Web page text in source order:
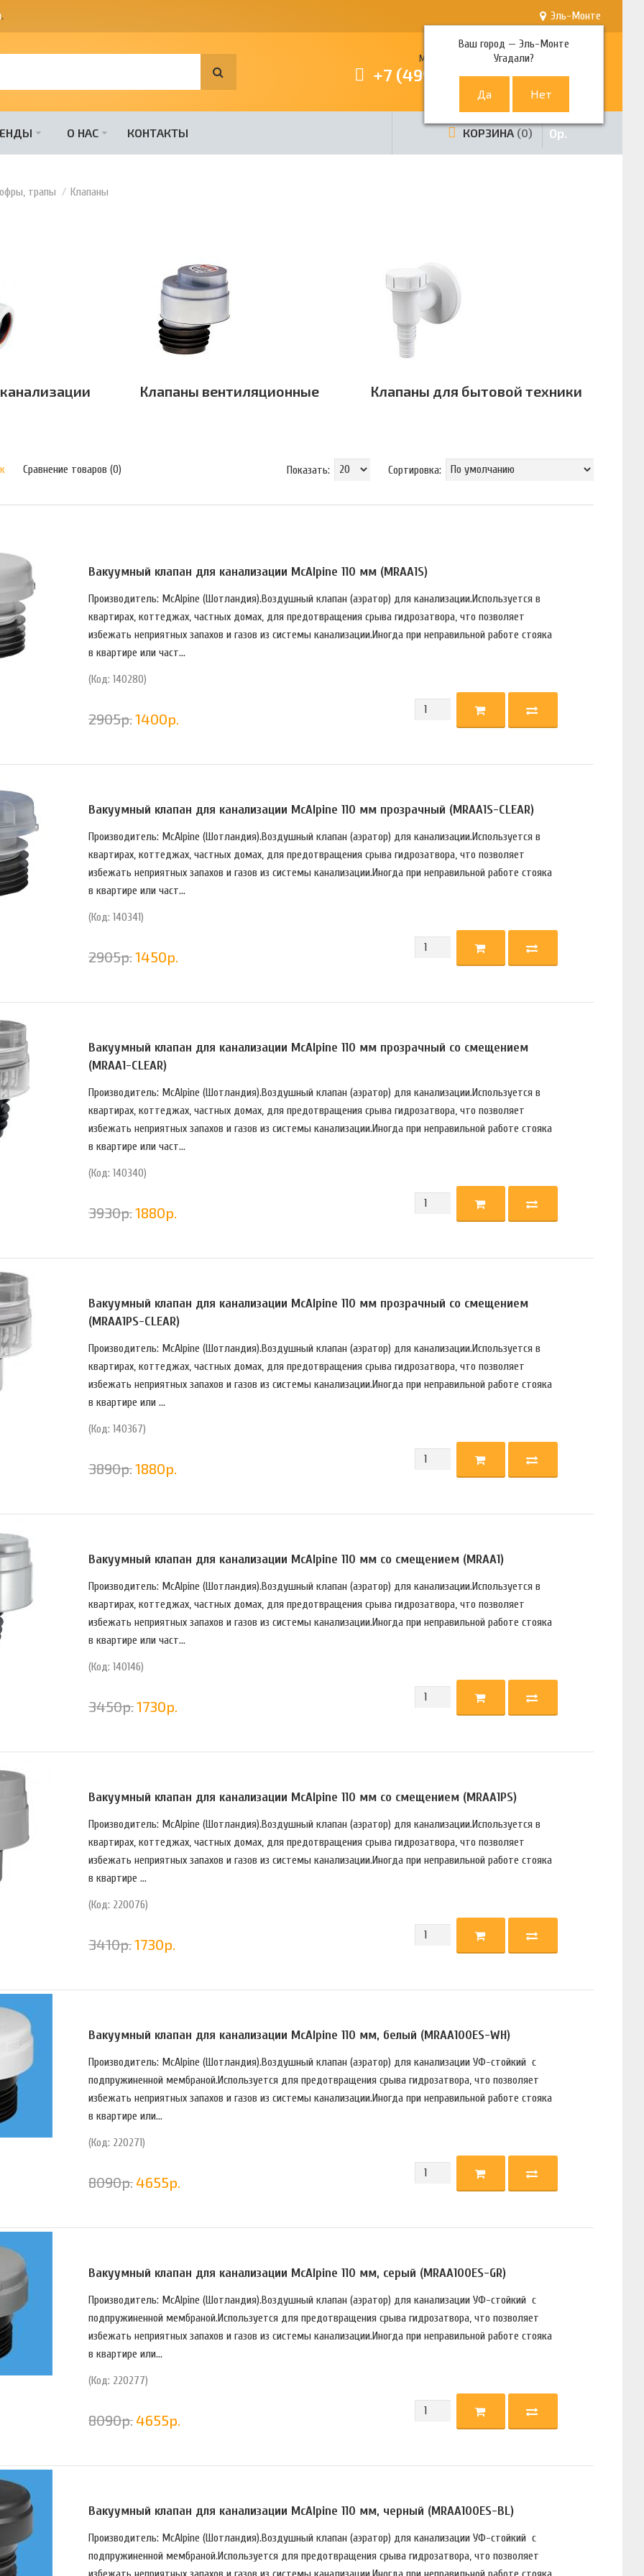
. Эль-Монте
Ваш город —Эль-Монте
Угадали?
Многоканальный телефон
+7 (499) 380-80-80
О НАС КОНТАКТЫ КОРЗИНА 0 0р.
трапы Клапаны
Клапаны вентиляционные Клапаны для бытовой техники
Сравнение товаров (0) Показать: Сортировка:
Вакуумный клапан для канализации McAlpine 110 мм (MRAA1S)
Производитель: McAlpine (Шотландия).Воздушный клапан (аэратор) для канализации.Используется в
квартирах, коттеджах, частных домах, для предотвращения срыва гидрозатвора, что позволяет
избежать неприятных запахов и газов из системы канализации.Иногда при неправильной работе стояка
в квартире или част...
(Код: 140280)
2905р.1400р.
Вакуумный клапан для канализации McAlpine 110 мм прозрачный (MRAA1S-CLEAR)
Производитель: McAlpine (Шотландия).Воздушный клапан (аэратор) для канализации.Используется в
квартирах, коттеджах, частных домах, для предотвращения срыва гидрозатвора, что позволяет
избежать неприятных запахов и газов из системы канализации.Иногда при неправильной работе стояка
в квартире или част...
(Код: 140341)
2905р.1450р.
Вакуумный клапан для канализации McAlpine 110 мм прозрачный со смещением
(MRAA1-CLEAR)
Производитель: McAlpine (Шотландия).Воздушный клапан (аэратор) для канализации.Используется в
квартирах, коттеджах, частных домах, для предотвращения срыва гидрозатвора, что позволяет
избежать неприятных запахов и газов из системы канализации.Иногда при неправильной работе стояка
в квартире или част...
(Код: 140340)
3930р.1880р.
Вакуумный клапан для канализации McAlpine 110 мм прозрачный со смещением
(MRAA1PS-CLEAR)
Производитель: McAlpine (Шотландия).Воздушный клапан (аэратор) для канализации.Используется в
квартирах, коттеджах, частных домах, для предотвращения срыва гидрозатвора, что позволяет
избежать неприятных запахов и газов из системы канализации.Иногда при неправильной работе стояка
в квартире или ...
(Код: 140367)
3890р.1880р.
Вакуумный клапан для канализации McAlpine 110 мм со смещением (MRAA1)
Производитель: McAlpine (Шотландия).Воздушный клапан (аэратор) для канализации.Используется в
квартирах, коттеджах, частных домах, для предотвращения срыва гидрозатвора, что позволяет
избежать неприятных запахов и газов из системы канализации.Иногда при неправильной работе стояка
в квартире или част...
(Код: 140146)
3450р.1730р.
Вакуумный клапан для канализации McAlpine 110 мм со смещением (MRAA1PS)
Производитель: McAlpine (Шотландия).Воздушный клапан (аэратор) для канализации.Используется в
квартирах, коттеджах, частных домах, для предотвращения срыва гидрозатвора, что позволяет
избежать неприятных запахов и газов из системы канализации.Иногда при неправильной работе стояка
в квартире ...
(Код: 220076)
3410р.1730р.
Вакуумный клапан для канализации McAlpine 110 мм, белый (MRAA100ES-WH)
Производитель: McAlpine (Шотландия).Воздушный клапан (аэратор) для канализации УФ-стойкий с
подпружиненной мембраной.Используется для предотвращения срыва гидрозатвора, что позволяет
избежать неприятных запахов и газов из системы канализации.Иногда при неправильной работе стояка
в квартире или...
(Код: 220271)
8090р.4655р.
Вакуумный клапан для канализации McAlpine 110 мм, серый (MRAA100ES-GR)
Производитель: McAlpine (Шотландия).Воздушный клапан (аэратор) для канализации УФ-стойкий с
подпружиненной мембраной.Используется для предотвращения срыва гидрозатвора, что позволяет
избежать неприятных запахов и газов из системы канализации.Иногда при неправильной работе стояка
в квартире или...
(Код: 220277)
8090р.4655р.
Вакуумный клапан для канализации McAlpine 110 мм, черный (MRAA100ES-BL)
Производитель: McAlpine (Шотландия).Воздушный клапан (аэратор) для канализации УФ-стойкий с
подпружиненной мембраной.Используется для предотвращения срыва гидрозатвора, что позволяет